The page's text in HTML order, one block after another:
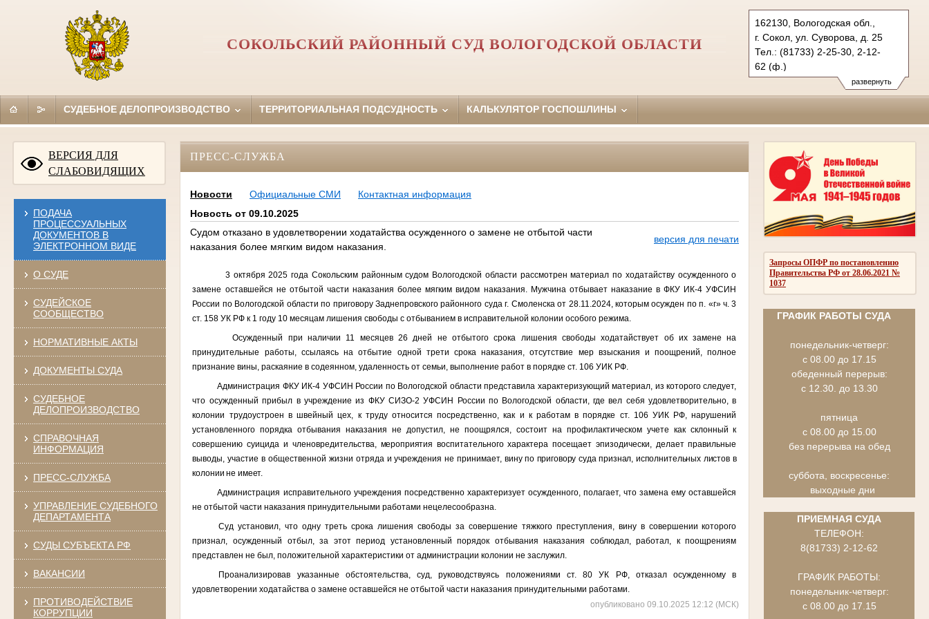
развернуть
162130, Вологодская обл.,
г. Сокол, ул. Суворова, д. 25
Тел.: (81733) 2-25-30, 2-12-
62 (ф.)
sokolsky.vld@sudrf.ru
СОКОЛЬСКИЙ РАЙОННЫЙ СУД ВОЛОГОДСКОЙ ОБЛАСТИ
СУДЕБНОЕ ДЕЛОПРОИЗВОДСТВО ТЕРРИТОРИАЛЬНАЯ ПОДСУДНОСТЬ КАЛЬКУЛЯТОР ГОСПОШЛИНЫ
ВЕРСИЯ ДЛЯ
СЛАБОВИДЯЩИХ
ПОДАЧА
ПРОЦЕССУАЛЬНЫХ
ДОКУМЕНТОВ В
ЭЛЕКТРОННОМ ВИДЕ
О СУДЕ
СУДЕЙСКОЕ
СООБЩЕСТВО
НОРМАТИВНЫЕ АКТЫ
ДОКУМЕНТЫ СУДА
СУДЕБНОЕ
ДЕЛОПРОИЗВОДСТВО
СПРАВОЧНАЯ
ИНФОРМАЦИЯ
ПРЕСС-СЛУЖБА
УПРАВЛЕНИЕ СУДЕБНОГО
ДЕПАРТАМЕНТА
СУДЫ СУБЪЕКТА РФ
ВАКАНСИИ
ПРОТИВОДЕЙСТВИЕ
КОРРУПЦИИ
Запросы ОПФР по постановлению
Правительства РФ от 28.06.2021 №
1037
ГРАФИК РАБОТЫ СУДА
понедельник-четверг:
с 08.00 до 17.15
обеденный перерыв:
с 12.30. до 13.30
пятница
с 08.00 до 15.00
без перерыва на обед
суббота, воскресенье:
выходные дни
ПРИЕМНАЯ СУДА
ТЕЛЕФОН:
8(81733) 2-12-62
ГРАФИК РАБОТЫ:
понедельник-четверг:
с 08.00 до 17.15
ПРЕСС-СЛУЖБА
Новости Официальные СМИ
Контактная информация
Новость от 09.10.2025
Судом отказано в удовлетворении ходатайства осужденного о замене не отбытой части
наказания более мягким видом наказания.
версия для печати
3 октября 2025 года Сокольским районным судом Вологодской области рассмотрен материал по ходатайству осужденного о
замене оставшейся не отбытой части наказания более мягким видом наказания. Мужчина отбывает наказание в ФКУ ИК-4 УФСИН
России по Вологодской области по приговору Заднепровского районного суда г. Смоленска от 28.11.2024, которым осужден по п. «г» ч. 3
ст. 158 УК РФ к 1 году 10 месяцам лишения свободы с отбыванием в исправительной колонии особого режима.
Осужденный при наличии 11 месяцев 26 дней не отбытого срока лишения свободы ходатайствует об их замене на
принудительные работы, ссылаясь на отбытие одной трети срока наказания, отсутствие мер взыскания и поощрений, полное
признание вины, раскаяние в содеянном, удаленность от семьи, выполнение работ в порядке ст. 106 УИК РФ.
Администрация ФКУ ИК-4 УФСИН России по Вологодской области представила характеризующий материал, из которого следует,
что осужденный прибыл в учреждение из ФКУ СИЗО-2 УФСИН России по Вологодской области, где вел себя удовлетворительно, в
колонии трудоустроен в швейный цех, к труду относится посредственно, как и к работам в порядке ст. 106 УИК РФ, нарушений
установленного порядка отбывания наказания не допустил, не поощрялся, состоит на профилактическом учете как склонный к
совершению суицида и членовредительства, мероприятия воспитательного характера посещает эпизодически, делает правильные
выводы, участие в общественной жизни отряда и учреждения не принимает, вину по приговору суда признал, исполнительных листов в
колонии не имеет.
Администрация исправительного учреждения посредственно характеризует осужденного, полагает, что замена ему оставшейся
не отбытой части наказания принудительными работами нецелесообразна.
Суд установил, что одну треть срока лишения свободы за совершение тяжкого преступления, вину в совершении которого
признал, осужденный отбыл, за этот период установленный порядок отбывания наказания соблюдал, работал, к поощрениям
представлен не был, положительной характеристики от администрации колонии не заслужил.
Проанализировав указанные обстоятельства, суд, руководствуясь положениями ст. 80 УК РФ, отказал осужденному в
удовлетворении ходатайства о замене оставшейся не отбытой части наказания принудительными работами.
опубликовано 09.10.2025 12:12 (МСК)